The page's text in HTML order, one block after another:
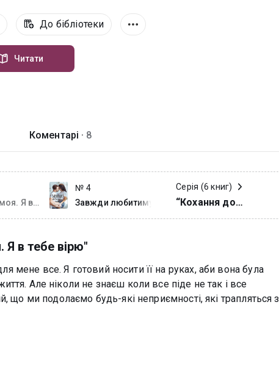
До бібліотеки
Читати
Коментарі · 8
Я в
№ 4
Завжди любитиму
Серія (6 книг)
“Кохання до
нестями”
Я в тебе вірю"
все. Я готовий носити її на руках, аби вона була
Але ніколи не знаєш коли все піде не так і все
що ми подолаємо будь-які неприємності, які трапляться з